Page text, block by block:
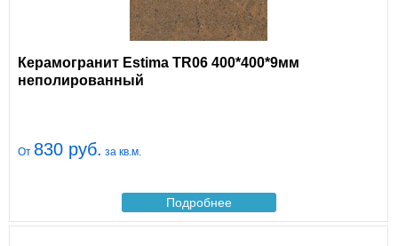
Керамогранит Estima TR06 400*400*9мм
неполированный
От 830 руб. за кв.м.
Подробнее